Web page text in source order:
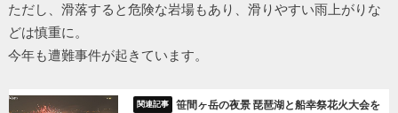
ただし、滑落すると危険な岩場もあり、滑りやすい雨上がりな
どは慎重に。
今年も遭難事件が起きています。
笹間ヶ岳の夜景 琵琶湖と船幸祭花火大会を